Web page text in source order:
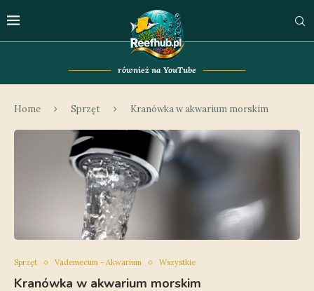
również na YouTube
Home Sprzęt Kranówka w akwarium morskim
Sprzęt Vademecum - Akwarium Wszystkie
Kranówka w akwarium morskim